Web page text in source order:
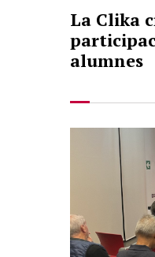
La Clika
alumnes